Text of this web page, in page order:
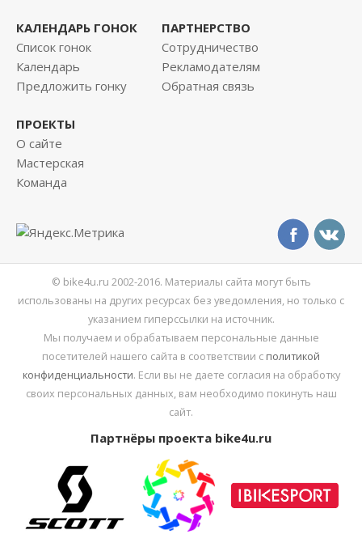
КАЛЕНДАРЬ ГОНОК
Список гонок
Календарь
Предложить гонку
ПАРТНЕРСТВО
Сотрудничество
Рекламодателям
Обратная связь
ПРОЕКТЫ
О сайте
Мастерская
Команда
© bike4u.ru 2002-2016. Материалы сайта могут быть
использованы на других ресурсах без уведомления, но только с
указанием гиперссылки на источник.
Мы получаем и обрабатываем персональные данные
посетителей нашего сайта в соответствии с политикой
конфиденциальности. Если вы не даете согласия на обработку
своих персональных данных, вам необходимо покинуть наш
сайт.
Партнёры проекта bike4u.ru